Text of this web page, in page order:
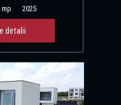
mp 2025
detalii